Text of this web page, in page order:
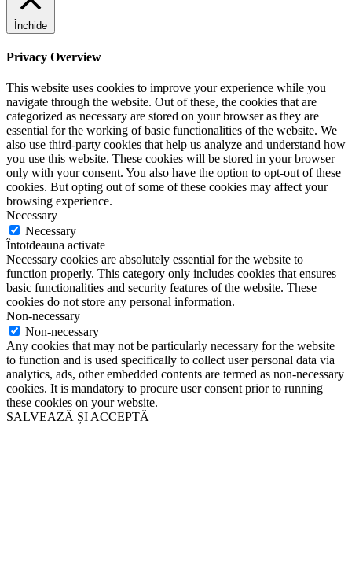
Închide
Privacy Overview
This website uses cookies to improve your experience while you
navigate through the website. Out of these, the cookies that are
categorized as necessary are stored on your browser as they are
essential for the working of basic functionalities of the website. We
also use third-party cookies that help us analyze and understand how
you use this website. These cookies will be stored in your browser
only with your consent. You also have the option to opt-out of these
cookies. But opting out of some of these cookies may affect your
browsing experience.
Necessary
Necessary
Întotdeauna activate
Necessary cookies are absolutely essential for the website to
function properly. This category only includes cookies that ensures
basic functionalities and security features of the website. These
cookies do not store any personal information.
Non-necessary
Non-necessary
Any cookies that may not be particularly necessary for the website
to function and is used specifically to collect user personal data via
analytics, ads, other embedded contents are termed as non-necessary
cookies. It is mandatory to procure user consent prior to running
these cookies on your website.
SALVEAZĂ ȘI ACCEPTĂ